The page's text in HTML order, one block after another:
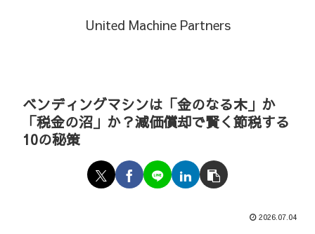
United Machine Partners
ベンディングマシンは「金のなる木」か
「税金の沼」か？減価償却で賢く節税する
10の秘策
2026.07.04